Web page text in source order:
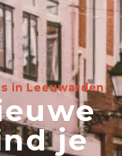
in Leeuwarden
je